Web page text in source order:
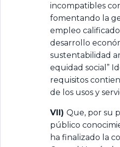
incompatibles
fomentando la
empleo
desarrollo
sustentabilidad
equidad social”
requisitos
de los usos y
VII) Que, por su
público
ha finalizado la